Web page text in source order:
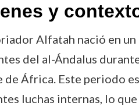
y
Alfatah nació en
del al-Ándalus
de África. Este periodo
luchas internas, lo